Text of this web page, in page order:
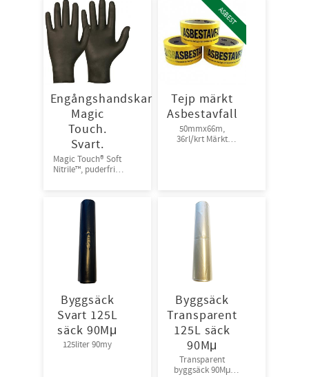
Engångshandskar
Magic
Touch.
Svart.
Magic Touch® Soft
Nitrile™, puderfria.
Tejp märkt
Asbestavfall
50mmx66m,
36rl/krt Märkt
ASBEST
Byggsäck
Svart 125L
säck 90Mμ
125liter 90my
Byggsäck
Transparent
125L säck
90Mμ
Transparent
byggsäck 90Mμ